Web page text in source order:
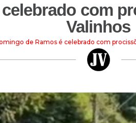
com
Valinhos
de Ramos é celebrado com